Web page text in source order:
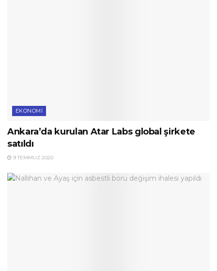
EKONOMI
Ankara’da kurulan Atar Labs global şirkete
satıldı
9 TEMMUZ 2020